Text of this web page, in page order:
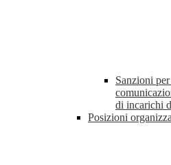
Sanzioni
di incarichi
Posizioni